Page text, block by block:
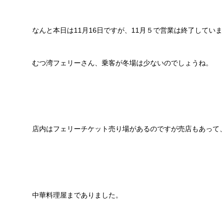
なんと本日は11月16日ですが、11月５で営業は終了してい
むつ湾フェリーさん、乗客が冬場は少ないのでしょうね。
店内はフェリーチケット売り場があるのですが売店もあっ
中華料理屋までありました。